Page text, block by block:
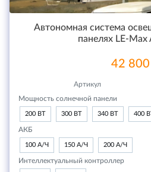
Автономная система
панелях LE-Max
42
Артикул
Мощность солнечной панели
200 ВТ 300 ВТ 340 ВТ 400
АКБ
100 А/Ч 150 А/Ч 200 А/Ч
Интеллектуальный контроллер